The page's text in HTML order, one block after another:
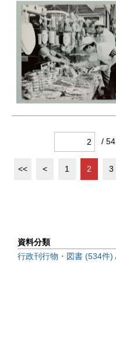
/ 54
<< < 1 2 3
資料分類
行政刊行物・図書 (534件)